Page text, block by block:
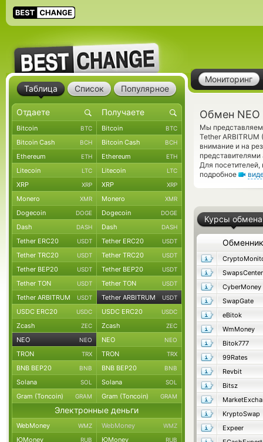
Мониторинг
Обмен NEO
Мы представляем
Tether
внимание и на
Для
подробное
Курсы обмена
Обменник
SwapsCenter
CyberMoney
SwapGate
eBitok
WmMoney
Bitok777
99Rates
Revbit
Bitsz
KryptoSwap
Expeer
Таблица Список Популярное
Bitcoin BTC Bitcoin BTC
Bitcoin Cash BCH Bitcoin Cash BCH
Ethereum ETH Ethereum ETH
Litecoin LTC Litecoin LTC
XRP XRP XRP XRP
Monero XMR Monero XMR
Dogecoin DOGE Dogecoin DOGE
Dash DASH Dash DASH
Tether ERC20 USDT Tether ERC20 USDT
Tether TRC20 USDT Tether TRC20 USDT
Tether BEP20 USDT Tether BEP20 USDT
Tether TON USDT Tether TON USDT
Tether ARBITRUM USDT Tether ARBITRUM USDT
USDC ERC20 USDC USDC ERC20 USDC
Zcash ZEC Zcash ZEC
NEO NEO NEO NEO
TRON TRX TRON TRX
BNB BEP20 BNB BNB BEP20 BNB
Solana SOL Solana SOL
Gram (Toncoin) GRAM Gram (Toncoin) GRAM
Электронные деньги
WebMoney WMZ WebMoney WMZ
ЮMoney RUB ЮMoney RUB